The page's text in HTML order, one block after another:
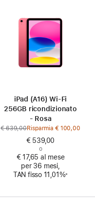
iPad (A16) Wi‑Fi
256GB ricondizionato
- Rosa
€ 639,00Prezzo
precedente
Risparmia € 100,00
€ 539,00
o
€ 17,65 al mese
per 36 mesi,
TAN fisso 11,01%※